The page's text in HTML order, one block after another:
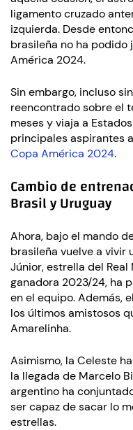
ligamento cruzado
izquierda. Desde
brasileña no ha podido
América 2024.
Sin embargo, incluso
reencontrado sobre el
meses y viaja a
principales aspirantes
Copa América 2024.
Cambio de
Brasil y Uruguay
Ahora, bajo el mando
brasileña vuelve a vivir
Júnior, estrella del
ganadora 2023/24, ha
en el equipo. Además,
los últimos amistosos
Amarelinha.
Asimismo, la Celeste
la llegada de Marcelo
argentino ha
ser capaz de sacar lo
estrellas.